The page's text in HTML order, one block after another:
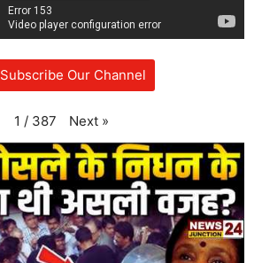
Subscribe Our Channel
1 / 387 Next »